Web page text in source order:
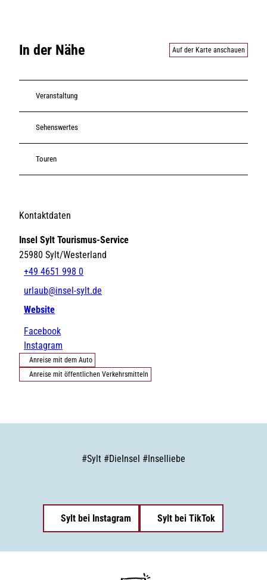
In der Nähe Auf der Karte anschauen
Veranstaltung
Sehenswertes
Touren
Kontaktdaten
Insel Sylt Tourismus-Service
25980 Sylt/Westerland
+49 4651 998 0
urlaub@insel-sylt.de
Website
Facebook
Instagram
Anreise mit dem Auto
Anreise mit öffentlichen Verkehrsmitteln
#Sylt #DieInsel #Inselliebe
Sylt bei Instagram Sylt bei TikTok